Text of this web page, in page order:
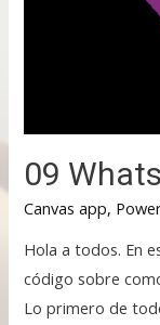
09
Canvas app,
Hola a todos. En
código sobre
Lo primero de